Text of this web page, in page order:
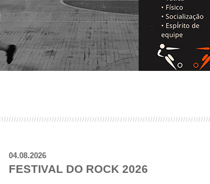
04.08.2026
FESTIVAL DO ROCK 2026